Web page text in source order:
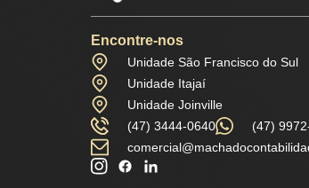
Encontre-nos
Unidade São Francisco do Sul
Unidade Itajaí
Unidade Joinville
(47) 3444-0640
(47)